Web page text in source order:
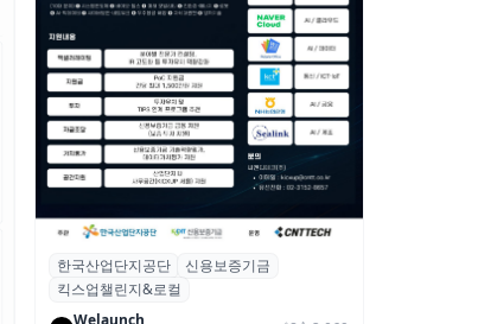
산단공·신보, 2026 ‘킥스업 챌린지&로컬’
참여 스타트업 모집
한국산업단지공단
신용보증기금
킥스업챌린지&로컬